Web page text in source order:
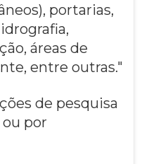
portarias,
áreas de
entre outras."
de pesquisa
por